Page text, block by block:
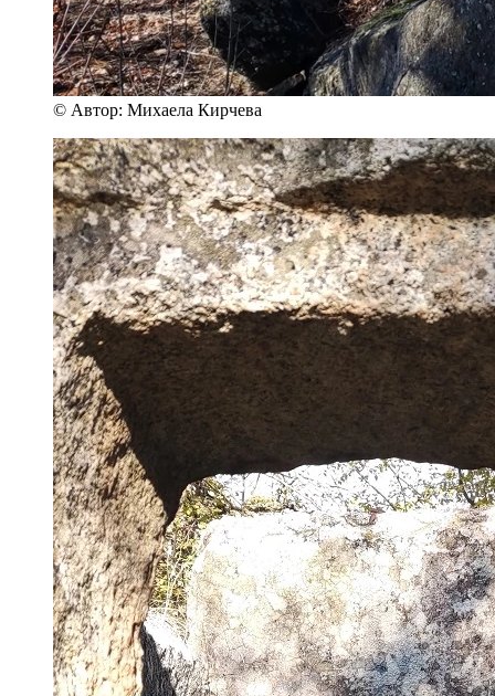
© Автор: Михаела Кирчева